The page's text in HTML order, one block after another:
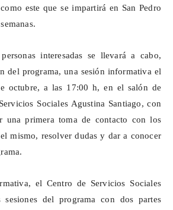
este que se impartirá en San Pedro
interesadas se llevará a cabo,
del programa, una sesión informativa el
octubre, a las 17:00 h, en el salón de
Sociales Agustina Santiago, con
una primera toma de contacto con los
mismo, resolver dudas y dar a conocer
el Centro de Servicios Sociales
sesiones del programa con dos partes